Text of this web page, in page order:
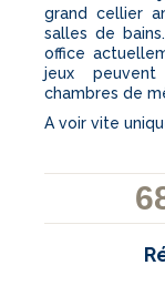
grand cellier
salles de
office
jeux
chambres de
A voir vite